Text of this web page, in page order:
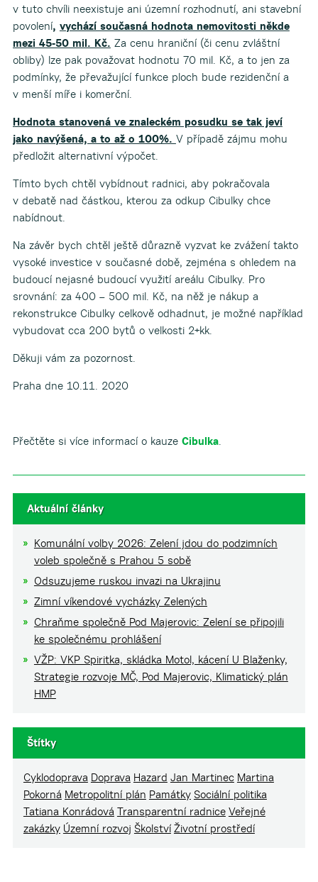
v tuto chvíli neexistuje ani územní rozhodnutí, ani stavební
povolení, vychází současná hodnota nemovitosti někde
mezi 45-50 mil. Kč. Za cenu hraniční (či cenu zvláštní
obliby) lze pak považovat hodnotu 70 mil. Kč, a to jen za
podmínky, že převažující funkce ploch bude rezidenční a
v menší míře i komerční.
Hodnota stanovená ve znaleckém posudku se tak jeví
jako navýšená, a to až o 100%. V případě zájmu mohu
předložit alternativní výpočet.
Tímto bych chtěl vybídnout radnici, aby pokračovala
v debatě nad částkou, kterou za odkup Cibulky chce
nabídnout.
Na závěr bych chtěl ještě důrazně vyzvat ke zvážení takto
vysoké investice v současné době, zejména s ohledem na
budoucí nejasné budoucí využití areálu Cibulky. Pro
srovnání: za 400 – 500 mil. Kč, na něž je nákup a
rekonstrukce Cibulky celkově odhadnut, je možné například
vybudovat cca 200 bytů o velkosti 2+kk.
Děkuji vám za pozornost.
Praha dne 10.11. 2020
Přečtěte si více informací o kauze Cibulka.
Aktuální články
Komunální volby 2026: Zelení jdou do podzimních
voleb společně s Prahou 5 sobě
Odsuzujeme ruskou invazi na Ukrajinu
Zimní víkendové vycházky Zelených
Chraňme společně Pod Majerovic: Zelení se připojili
ke společnému prohlášení
VŽP: VKP Spiritka, skládka Motol, kácení U Blaženky,
Strategie rozvoje MČ, Pod Majerovic, Klimatický plán
HMP
Štítky
Cyklodoprava Doprava Hazard Jan Martinec Martina
Pokorná Metropolitní plán Památky Sociální politika
Tatiana Konrádová Transparentní radnice Veřejné
zakázky Územní rozvoj Školství Životní prostředí